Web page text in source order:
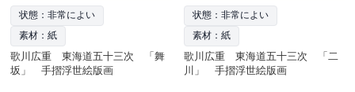
状態：非常によい
素材：紙
歌川広重 東海道五十三次 「舞
坂」 手摺浮世絵版画
状態：非常によい
素材：紙
歌川広重 東海道五十三次 「二
川」 手摺浮世絵版画